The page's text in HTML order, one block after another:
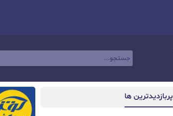
پربازدیدترین ها